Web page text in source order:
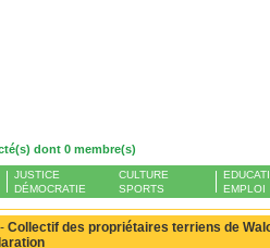
dont 0 membre(s)
JUSTICE
DÉMOCRATIE
CULTURE
SPORTS
EMPLOI
Collectif des propriétaires terriens de